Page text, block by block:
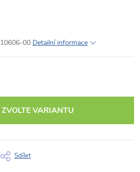
00 Detailní informace
ZVOLTE VARIANTU
Sdílet